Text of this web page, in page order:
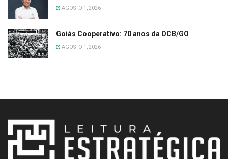
AGOSTO 1, 2026
Goiás Cooperativo: 70 anos da OCB/GO
AGOSTO 1, 2026